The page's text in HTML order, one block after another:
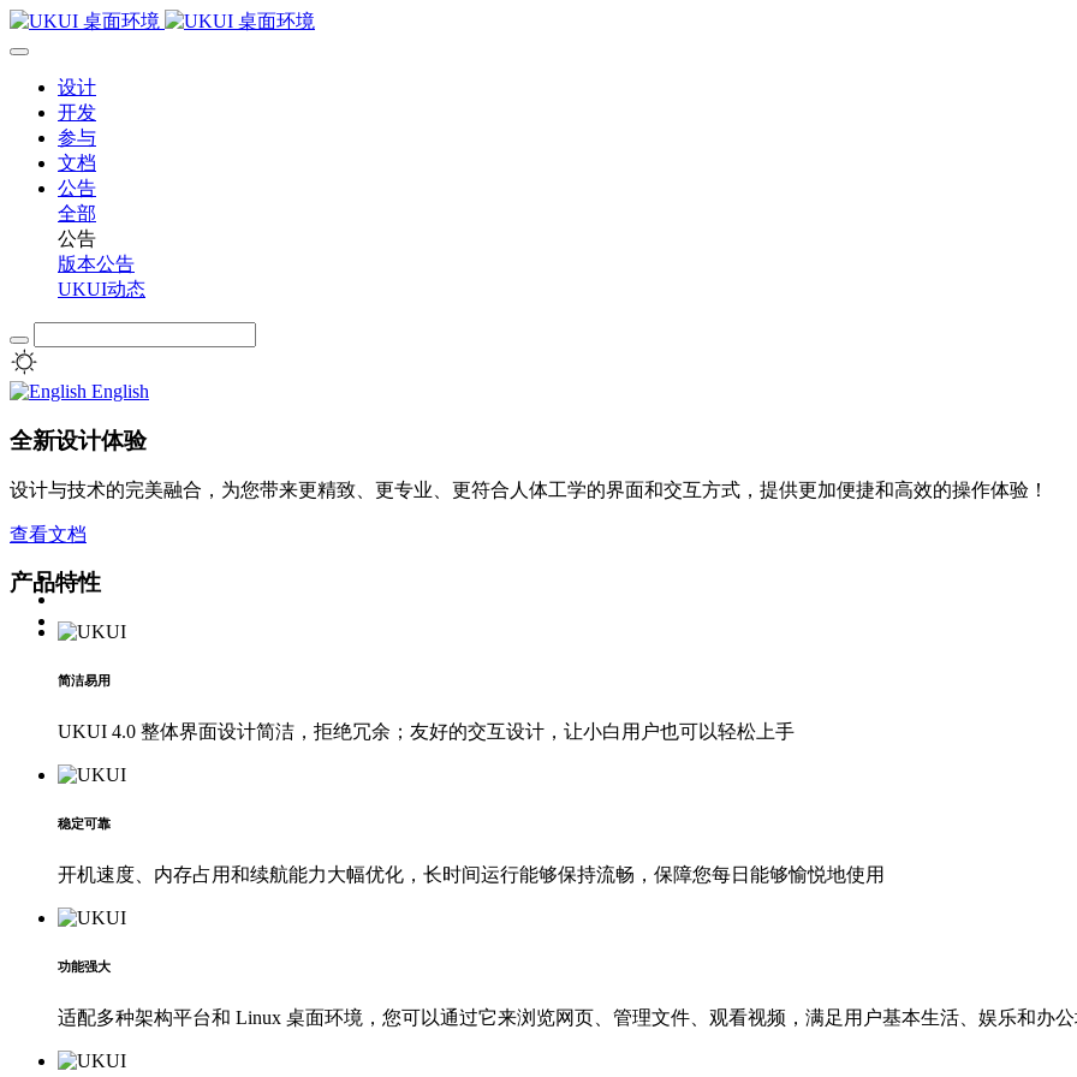
设计
开发
参与
文档
公告
全部
公告
版本公告
UKUI动态
English
全新设计体验
设计与技术的完美融合，为您带来更精致、更专业、更符合人体工学的界面和交互方式，提供更加便捷和高效的操作体验！
查看文档
产品特性
简洁易用
UKUI 4.0 整体界面设计简洁，拒绝冗余；友好的交互设计，让小白用户也可以轻松上手
稳定可靠
开机速度、内存占用和续航能力大幅优化，长时间运行能够保持流畅，保障您每日能够愉悦地使用
功能强大
适配多种架构平台和 Linux 桌面环境，您可以通过它来浏览网页、管理文件、观看视频，满足用户基本生活、娱乐和办